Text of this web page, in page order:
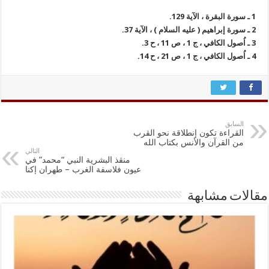
1 ـ سورة البقرة ، الآية 129.
2 ـ سورة إبراهيم ( عليه السلام ) ، الآية 37.
3 ـ اُصول الكافي ، ج 1 ، ص 11 ، ح 3.
4 ـ اُصول الكافي ، ج 1 ، ص 21 ، ح 14.
السابق
القراءة تكون إنطلاقة نحو القرب
من القرآن والأنس بكتاب الله
التالي
منقذ البشرية النبي “محمد” في
عيون فلاسفة الغرب – طهران إكنا
مقالات مشابهة